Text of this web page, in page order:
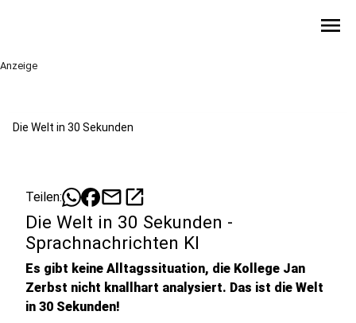
menu
Anzeige
Die Welt in 30 Sekunden
Teilen: mailopen_in_new
Die Welt in 30 Sekunden -
Sprachnachrichten KI
Es gibt keine Alltagssituation, die Kollege Jan
Zerbst nicht knallhart analysiert. Das ist die Welt
in 30 Sekunden!